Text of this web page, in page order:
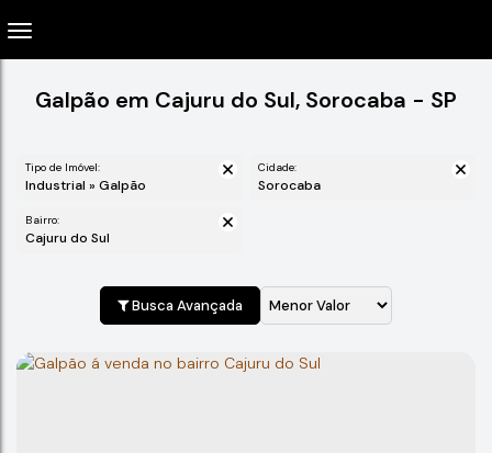
Galpão em Cajuru do Sul, Sorocaba - SP
Tipo de Imóvel:
Industrial » Galpão
Cidade:
Sorocaba
Bairro:
Cajuru do Sul
Busca Avançada